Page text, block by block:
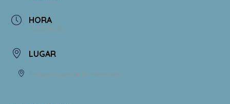
HORA
Todo el día
LUGAR
Museo Casa de la Memoria